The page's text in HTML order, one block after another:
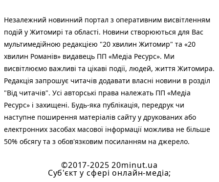
Незалежний новинний портал з оперативним висвітленням
подій у Житомирі та області. Новини створюються для Вас
мультимедійною редакцією "20 хвилин Житомир" та «20
хвилин Романів» видавець ПП «Медіа Ресурс». Ми
висвітлюємо важливі та цікаві події, людей, життя Житомира.
Редакція запрошує читачів додавати власні новини в розділ
"Від читачів". Усі авторські права належать ПП «Медіа
Ресурс» і захищені. Будь-яка публiкацiя, передрук чи
наступне поширення матеріалів сайту у друкованих або
електронних засобах масової інформації можлива не більше
50% обсягу та з обов'язковим посиланням на джерело.
©2017-2025 20minut.ua
Cуб'єкт у сфері онлайн-медіа;